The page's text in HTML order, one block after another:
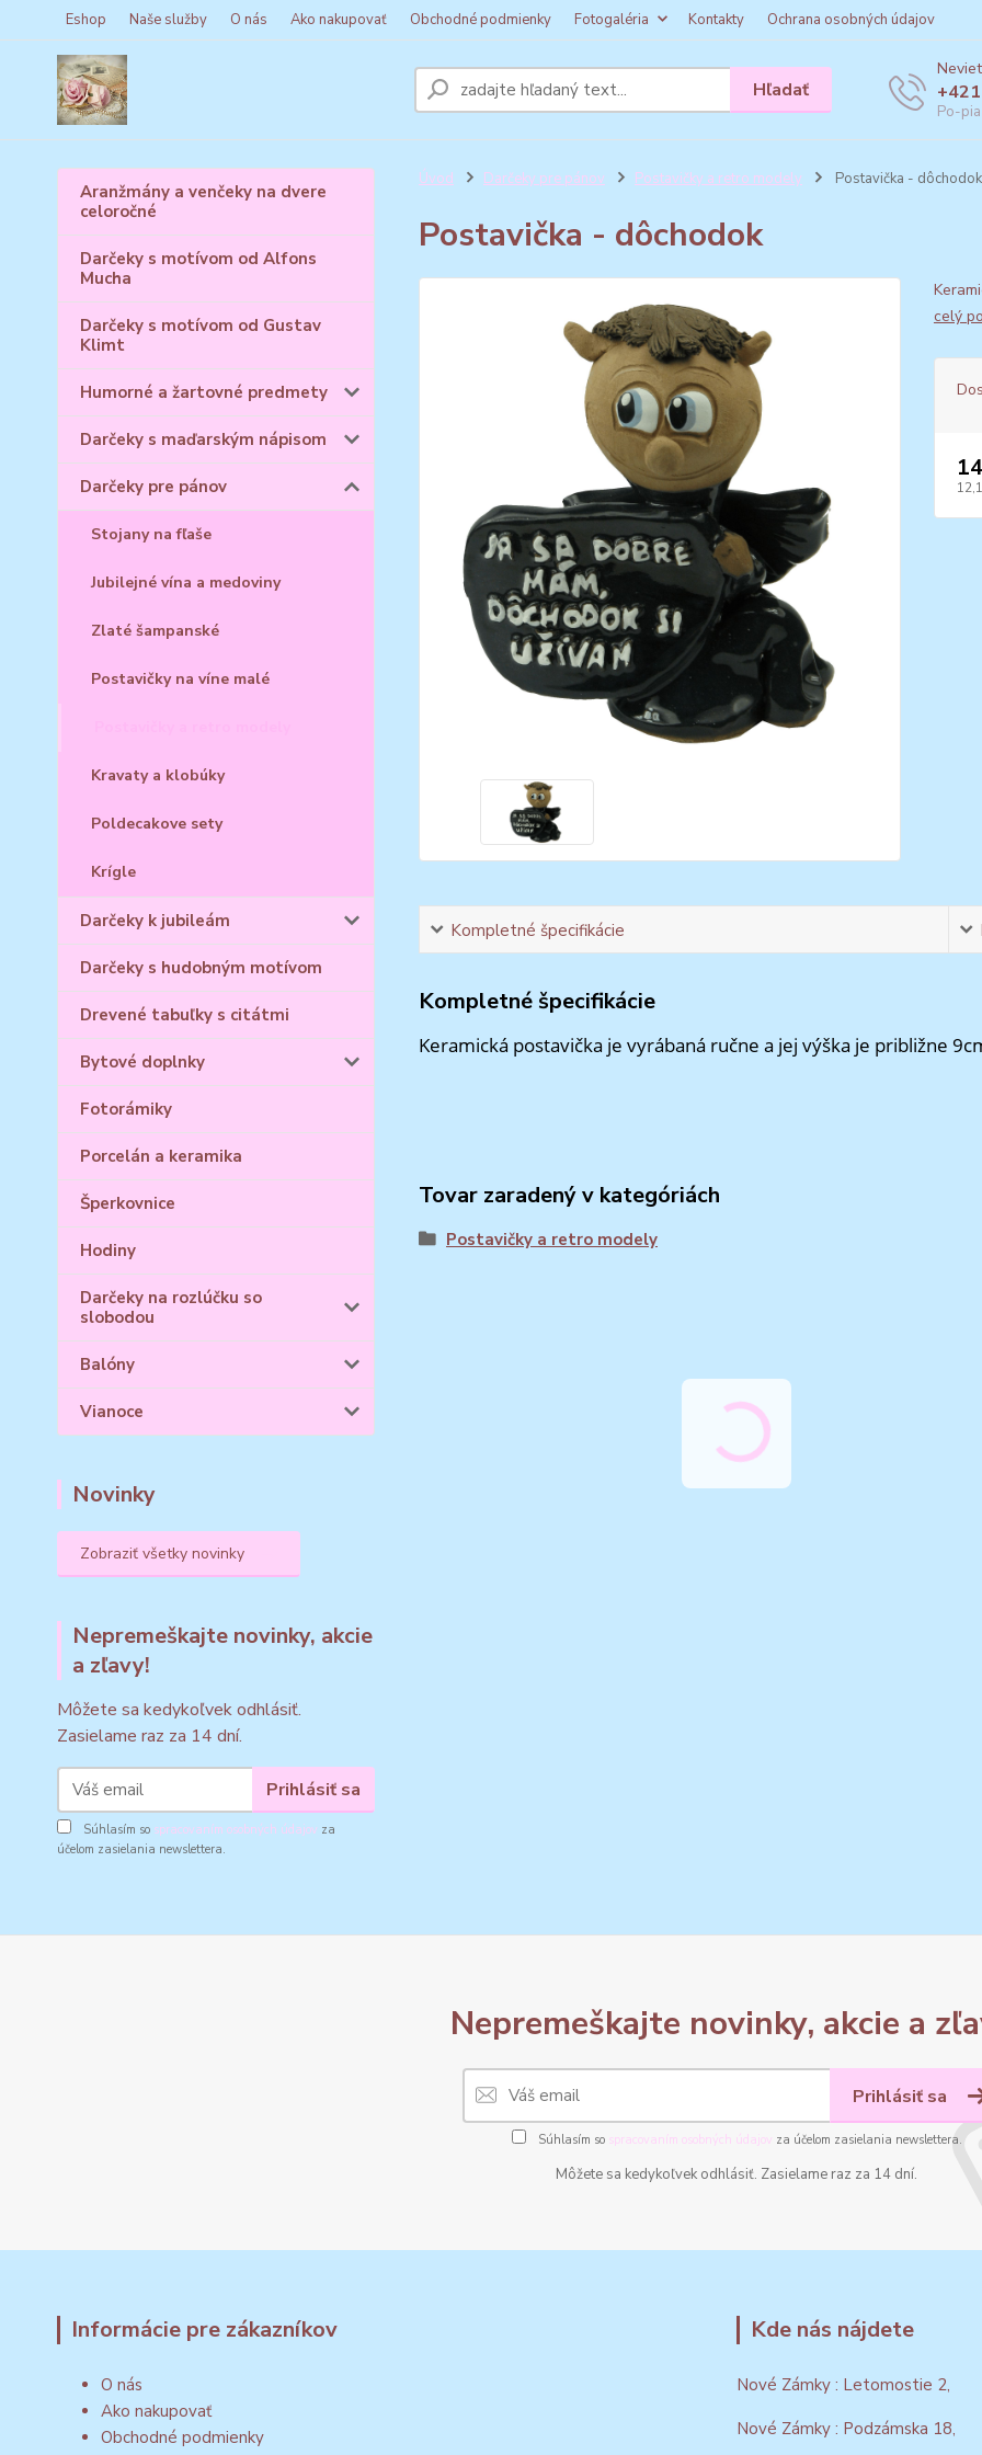
Eshop Naše služby O nás Ako nakupovať Obchodné podmienky Fotogaléria Kontakty Ochrana osobných údajov
Hľadať
Po-
Aranžmány a venčeky na dvere
celoročné
Darčeky s motívom od Alfons
Mucha
Darčeky s motívom od Gustav
Klimt
Humorné a žartovné predmety
Darčeky s maďarským nápisom
Darčeky pre pánov
Stojany na fľaše
Jubilejné vína a medoviny
Zlaté šampanské
Postavičky na víne malé
Kravaty a klobúky
Poldecakove sety
Krígle
Darčeky k jubileám
Darčeky s hudobným motívom
Drevené tabuľky s citátmi
Bytové doplnky
Fotorámiky
Porcelán a keramika
Šperkovnice
Hodiny
Darčeky na rozlúčku so
slobodou
Balóny
Vianoce
Novinky
Zobraziť všetky novinky
Nepremeškajte novinky, akcie
a zľavy!
Môžete sa kedykoľvek odhlásiť.
Zasielame raz za 14 dní.
Prihlásiť sa
Súhlasím so spracovaním osobných údajov za
účelom zasielania newslettera.
Úvod Darčeky pre pánov Postavičky a retro modely Postavička - dôchodok
Postavička - dôchodok
celý
Kompletné špecifikácie
Kompletné špecifikácie
Keramická postavička je vyrábaná ručne a jej výška je približne
Tovar zaradený v kategóriách
Postavičky a retro modely
Nepremeškajte novinky, akcie a
Prihlásiť sa
Súhlasím so spracovaním osobných údajov za účelom zasielania newslettera.
Môžete sa kedykoľvek odhlásiť. Zasielame raz za 14 dní.
Informácie pre zákazníkov
O nás
Ako nakupovať
Obchodné podmienky
Kde nás nájdete
Nové Zámky : Letomostie 2,
Nové Zámky : Podzámska 18,